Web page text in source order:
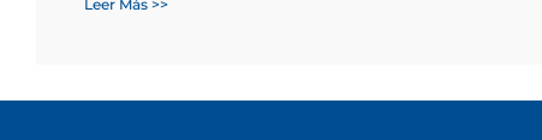
Leer Más >>